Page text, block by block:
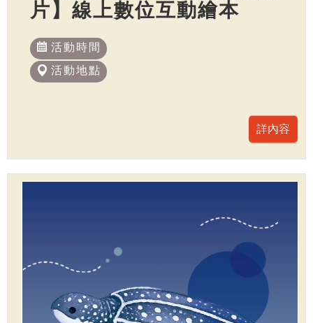
片】線上數位互動繪本
活動時間
活動地點